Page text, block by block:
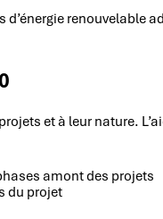
renouvelable
et à leur nature.
amont des projets
du projet